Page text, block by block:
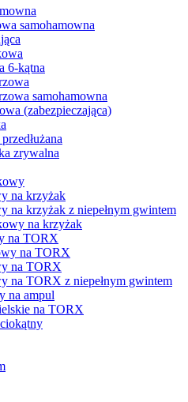
samohamowna
6-kątna
samohamowna
(zabezpieczająca)
zrywalna
na krzyżak
na krzyżak z niepełnym gwintem
na krzyżak
na TORX
na TORX
na TORX
na TORX z niepełnym gwintem
na ampul
na TORX